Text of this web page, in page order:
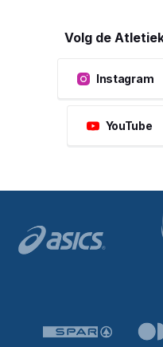
Volg de
Instagram
YouTube